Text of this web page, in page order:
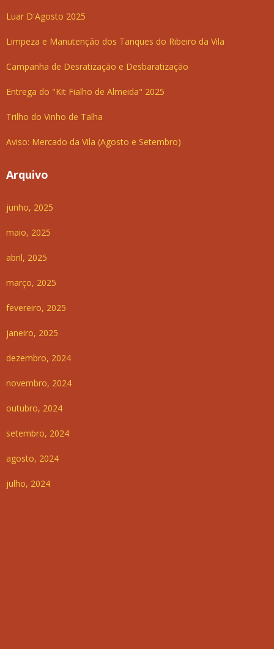
Luar D'Agosto 2025
Limpeza e Manutenção dos Tanques do Ribeiro da Vila
Campanha de Desratização e Desbaratização
Entrega do "Kit Fialho de Almeida" 2025
Trilho do Vinho de Talha
Aviso: Mercado da Vila (Agosto e Setembro)
Arquivo
junho, 2025
maio, 2025
abril, 2025
março, 2025
fevereiro, 2025
janeiro, 2025
dezembro, 2024
novembro, 2024
outubro, 2024
setembro, 2024
agosto, 2024
julho, 2024